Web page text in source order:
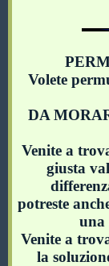
Volete
DA
Venite a
giusta
potreste
una
Venite a
la